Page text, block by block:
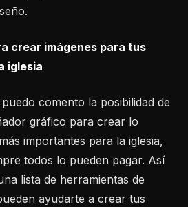
crear imágenes para tus
iglesia
comento la posibilidad de
gráfico para crear lo
importantes para la iglesia,
todos lo pueden pagar. Así
lista de herramientas de
ayudarte a crear tus